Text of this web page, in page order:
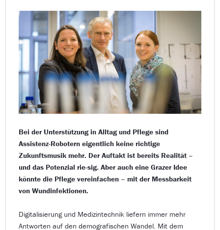
Bei der Unterstützung in Alltag und Pflege sind
Assistenz-Robotern eigentlich keine richtige
Zukunftsmusik mehr. Der Auftakt ist bereits Realität –
und das Potenzial rie-sig. Aber auch eine Grazer Idee
könnte die Pflege vereinfachen – mit der Messbarkeit
von Wundinfektionen.
Digitalisierung und Medizintechnik liefern immer mehr
Antworten auf den demografischen Wandel. Mit dem